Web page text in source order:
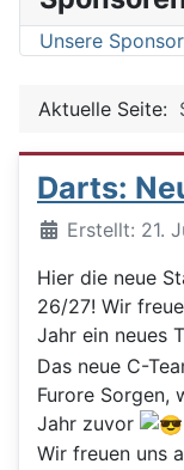
Unsere
Aktuelle Seite:
Darts:
DetailsErstellt: 21.
Hier die neue
26/27! Wir
Jahr ein neues
Das neue C-
Furore Sorgen,
Jahr zuvor
Wir freuen uns